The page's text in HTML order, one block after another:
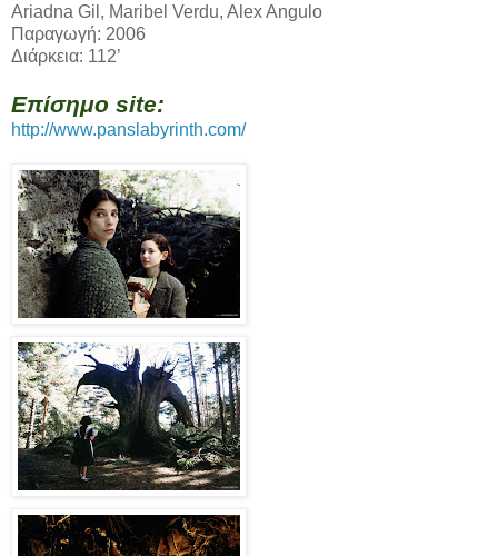
Ariadna Gil, Maribel Verdu, Alex Angulo
Παραγωγή: 2006
Διάρκεια: 112’
Επίσημο site:
http://www.panslabyrinth.com/